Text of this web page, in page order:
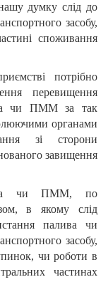
думку слід до
засобу,
споживання
потрібно
перевищення
чи ПММ за так
органами
зі сторони
завищення
чи ПММ, по
в якому слід
палива чи
засобу,
чи роботи в
частинах